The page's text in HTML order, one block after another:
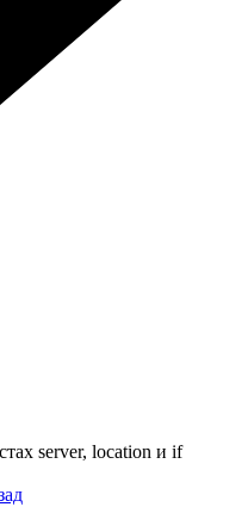
server, location и if